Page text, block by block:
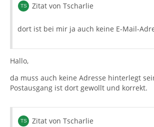
Zitat von Tscharlie
dort ist bei mir ja auch keine E-Mail-
Hallo,
da muss auch keine Adresse hinterlegt
Postausgang ist dort gewollt und korrekt.
Zitat von Tscharlie